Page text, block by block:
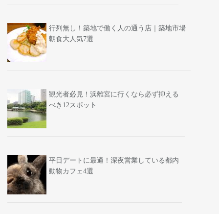
行列無し！築地で働く人の通う店｜築地市場
朝食大人気7選
観光者必見！浜離宮に行くなら必ず抑える
べき12スポット
平日デートに最適！深夜営業している都内
動物カフェ4選